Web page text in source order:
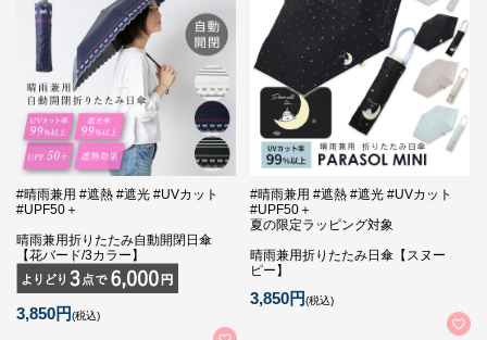
#晴雨兼用 #遮熱 #遮光 #UVカット
#UPF50＋
晴雨兼用折りたたみ自動開閉日傘
【花バード/3カラー】
3,850円(税込)
#晴雨兼用 #遮熱 #遮光 #UVカット
#UPF50＋
夏の限定ラッピング対象
晴雨兼用折りたたみ日傘【スヌー
ピー】
3,850円(税込)